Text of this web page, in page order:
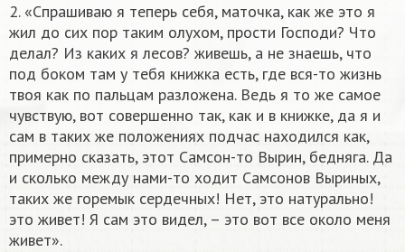
2. «Спрашиваю я теперь себя, маточка, как же это я
жил до сих пор таким олухом, прости Господи? Что
делал? Из каких я лесов? живешь, а не знаешь, что
под боком там у тебя книжка есть, где вся-то жизнь
твоя как по пальцам разложена. Ведь я то же самое
чувствую, вот совершенно так, как и в книжке, да я и
сам в таких же положениях подчас находился как,
примерно сказать, этот Самсон-то Вырин, бедняга. Да
и сколько между нами-то ходит Самсонов Выриных,
таких же горемык сердечных! Нет, это натурально!
это живет! Я сам это видел, – это вот все около меня
живет».